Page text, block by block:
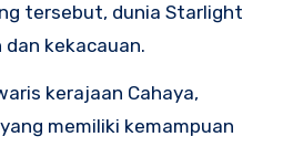
tersebut, dunia Starlight
kekacauan.
kerajaan Cahaya,
memiliki kemampuan